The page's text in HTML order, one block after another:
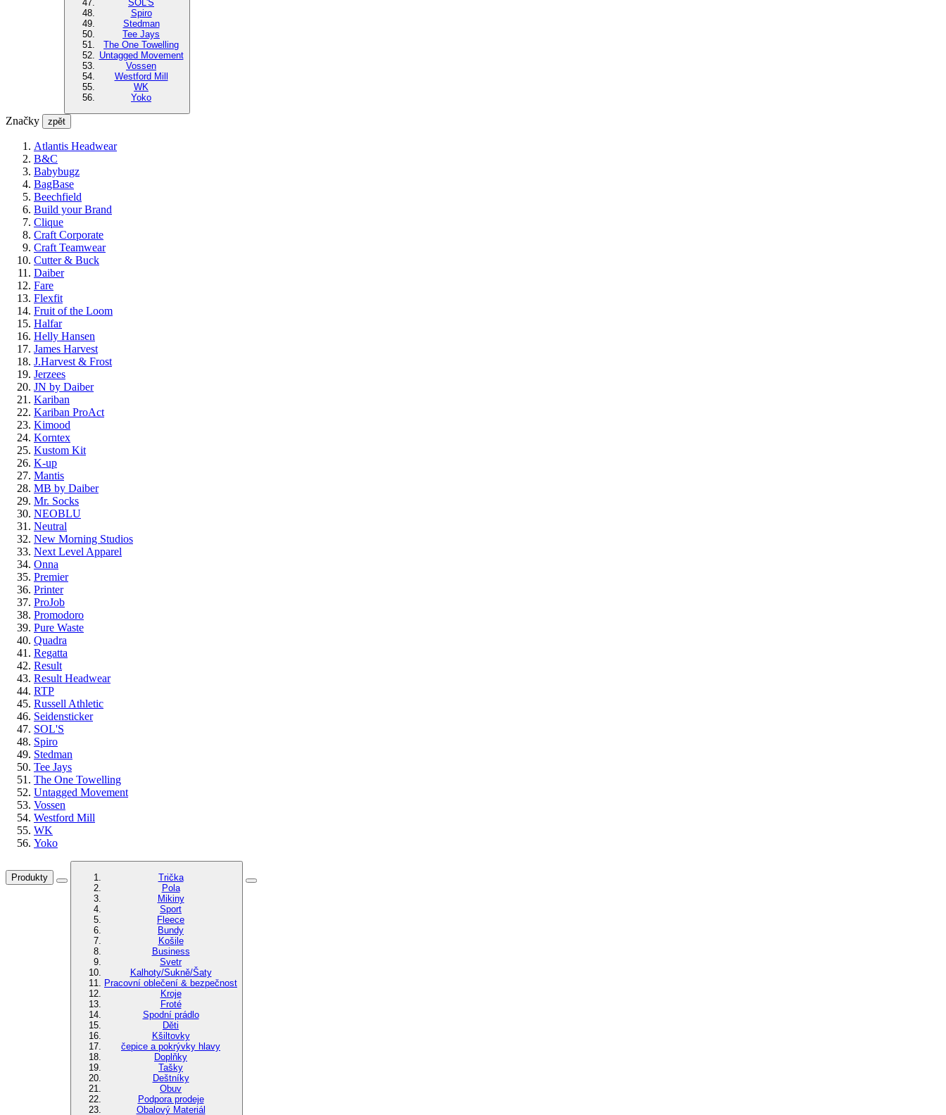
SOL'S
Spiro
Stedman
Tee Jays
The One Towelling
Untagged Movement
Vossen
Westford Mill
WK
Yoko
Značky zpět
Atlantis Headwear
B&C
Babybugz
BagBase
Beechfield
Build your Brand
Clique
Craft Corporate
Craft Teamwear
Cutter & Buck
Daiber
Fare
Flexfit
Fruit of the Loom
Halfar
Helly Hansen
James Harvest
J.Harvest & Frost
Jerzees
JN by Daiber
Kariban
Kariban ProAct
Kimood
Korntex
Kustom Kit
K-up
Mantis
MB by Daiber
Mr. Socks
NEOBLU
Neutral
New Morning Studios
Next Level Apparel
Onna
Premier
Printer
ProJob
Promodoro
Pure Waste
Quadra
Regatta
Result
Result Headwear
RTP
Russell Athletic
Seidensticker
SOL'S
Spiro
Stedman
Tee Jays
The One Towelling
Untagged Movement
Vossen
Westford Mill
WK
Yoko
Produkty
Trička
Pola
Mikiny
Sport
Fleece
Bundy
Košile
Business
Svetr
Kalhoty/Sukně/Šaty
Pracovní oblečení & bezpečnost
Kroje
Froté
Spodní prádlo
Děti
Kšiltovky
čepice a pokrývky hlavy
Doplňky
Tašky
Deštníky
Obuv
Podpora prodeje
Obalový Materiál